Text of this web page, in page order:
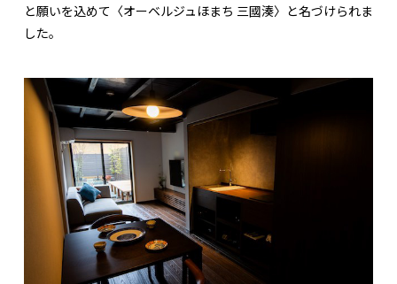
と願いを込めて〈オーベルジュほまち 三國湊〉と名づけられま
した。